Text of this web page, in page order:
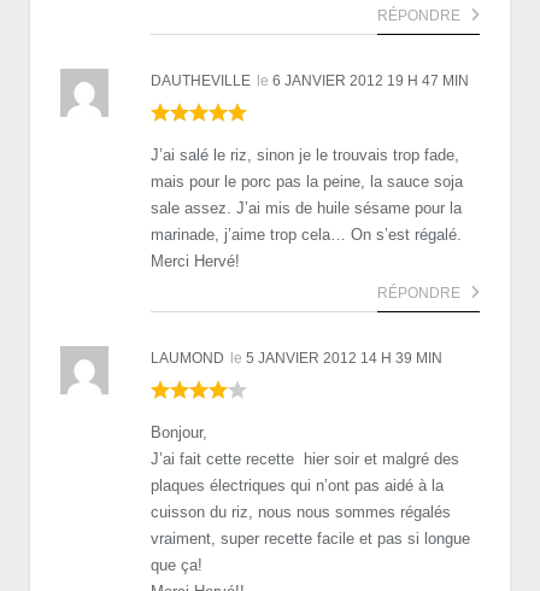
RÉPONDRE
DAUTHEVILLE le 6 JANVIER 2012 19 H 47 MIN
J’ai salé le riz, sinon je le trouvais trop fade,
mais pour le porc pas la peine, la sauce soja
sale assez. J’ai mis de huile sésame pour la
marinade, j’aime trop cela… On s’est régalé.
Merci Hervé!
RÉPONDRE
LAUMOND le 5 JANVIER 2012 14 H 39 MIN
Bonjour,
J’ai fait cette recette hier soir et malgré des
plaques électriques qui n’ont pas aidé à la
cuisson du riz, nous nous sommes régalés
vraiment, super recette facile et pas si longue
que ça!